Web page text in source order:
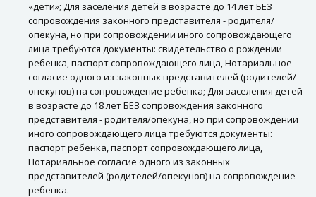
«дети»; Для заселения детей в возрасте до 14 лет БЕЗ
сопровождения законного представителя - родителя/
опекуна, но при сопровождении иного сопровождающего
лица требуются документы: свидетельство о рождении
ребенка, паспорт сопровождающего лица, Нотариальное
согласие одного из законных представителей (родителей/
опекунов) на сопровождение ребенка; Для заселения детей
в возрасте до 18 лет БЕЗ сопровождения законного
представителя - родителя/опекуна, но при сопровождении
иного сопровождающего лица требуются документы:
паспорт ребенка, паспорт сопровождающего лица,
Нотариальное согласие одного из законных
представителей (родителей/опекунов) на сопровождение
ребенка.